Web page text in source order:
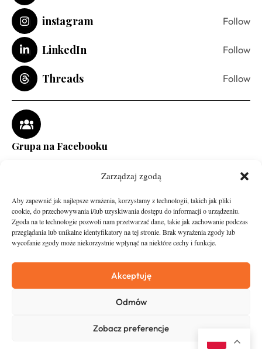
Zarządzaj zgodą
Aby zapewnić jak najlepsze wrażenia, korzystamy z technologii, takich jak pliki
cookie, do przechowywania i/lub uzyskiwania dostępu do informacji o urządzeniu.
Zgoda na te technologie pozwoli nam przetwarzać dane, takie jak zachowanie podczas
przeglądania lub unikalne identyfikatory na tej stronie. Brak wyrażenia zgody lub
wycofanie zgody może niekorzystnie wpłynąć na niektóre cechy i funkcje.
Akceptuję
Odmów
Zobacz preferencje
instagram Follow
LinkedIn Follow
Threads Follow
Grupa na Facebooku
Asfalt
O nas
Zostań Patronem
Kontakt